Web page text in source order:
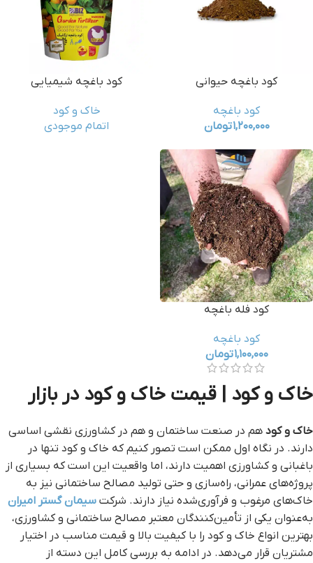
کود باغچه حیوانی
کود باغچه
۱,۲۰۰,۰۰۰تومان
کود باغچه شیمیایی
خاک و کود
اتمام موجودی
کود فله باغچه
کود باغچه
۱,۱۰۰,۰۰۰تومان
خاک و کود | قیمت خاک و کود در بازار
خاک و کود هم در صنعت ساختمان و هم در کشاورزی نقشی اساسی
دارند. در نگاه اول ممکن است تصور کنیم که خاک و کود تنها در
باغبانی و کشاورزی اهمیت دارند، اما واقعیت این است که بسیاری از
پروژه‌های عمرانی، راه‌سازی و حتی تولید مصالح ساختمانی نیز به
خاک‌های مرغوب و فرآوری‌شده نیاز دارند. شرکت سیمان گستر امیران
به‌عنوان یکی از تأمین‌کنندگان معتبر مصالح ساختمانی و کشاورزی،
بهترین انواع خاک و کود را با کیفیت بالا و قیمت مناسب در اختیار
مشتریان قرار می‌دهد. در ادامه به بررسی کامل این دسته از